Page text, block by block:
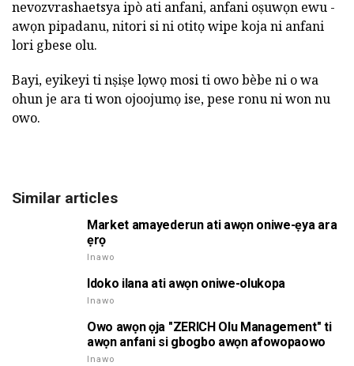
nevozvrashaetsya ipò ati anfani, anfani oṣuwọn ewu -
awọn pipadanu, nitori si ni otitọ wipe koja ni anfani
lori gbese olu.
Bayi, eyikeyi ti nṣiṣe lọwọ mosi ti owo bèbe ni o wa
ohun je ara ti won ojoojumọ ise, pese ronu ni won nu
owo.
Similar articles
Market amayederun ati awọn oniwe-ẹya ara
ẹrọ
Inawo
Idoko ilana ati awọn oniwe-olukopa
Inawo
Owo awọn ọja "ZERICH Olu Management" ti
awọn anfani si gbogbo awọn afowopaowo
Inawo